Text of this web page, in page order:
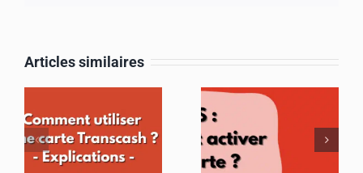
Articles similaires